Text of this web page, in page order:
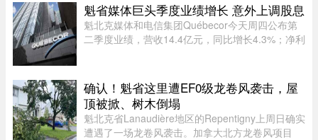
魁省媒体巨头季度业绩增长 意外上调股息
魁北克媒体和电信集团Québecor今天周四公布第
二季度业绩，营收14.4亿元，同比增长4.3%；净利
4%至12.3亿元，过去一年新增2 ...
确认！魁省这里遭EF0级龙卷风袭击，屋
顶被掀、树木倒塌
魁北克省Lanaudière地区的Repentigny上周日确实
遭遇了一场龙卷风袭击。加拿大北方龙卷风项目